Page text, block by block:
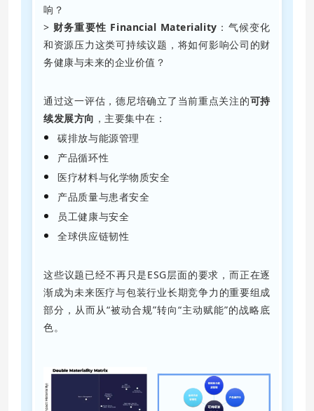
响？
> 财务重要性 Financial Materiality ：气候变化
和资源压力这类可持续议题，将如何影响公司的财
务健康与未来的企业价值？
通过这一评估，德尼培确立了当前重点关注的可持
续发展方向 ，主要集中在：
碳排放与能源管理
产品循环性
医疗材料与化学物质安全
产品质量与患者安全
员工健康与安全
全球供应链韧性
这些议题已经不再只是ESG层面的要求，而正在逐
渐成为未来医疗与包装行业长期竞争力的重要组成
部分，从而从“被动合规”转向“主动赋能”的战略底
色。